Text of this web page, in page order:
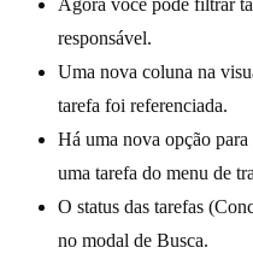
responsável.
Uma nova coluna na
tarefa foi referenciada.
Há uma nova opção
uma tarefa do menu de
O status das tarefas
no modal de Busca.